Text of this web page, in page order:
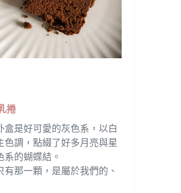
捲
盒是好可愛的灰色系，以白
色調，點綴了好多月亮與星
系的蝴蝶結。
有那一顆，是屬於我們的、